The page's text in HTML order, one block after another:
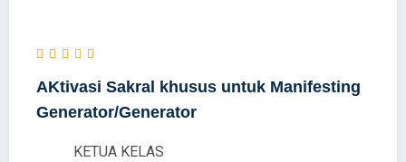
AKtivasi Sakral khusus untuk Manifesting
Generator/Generator
KETUA KELAS